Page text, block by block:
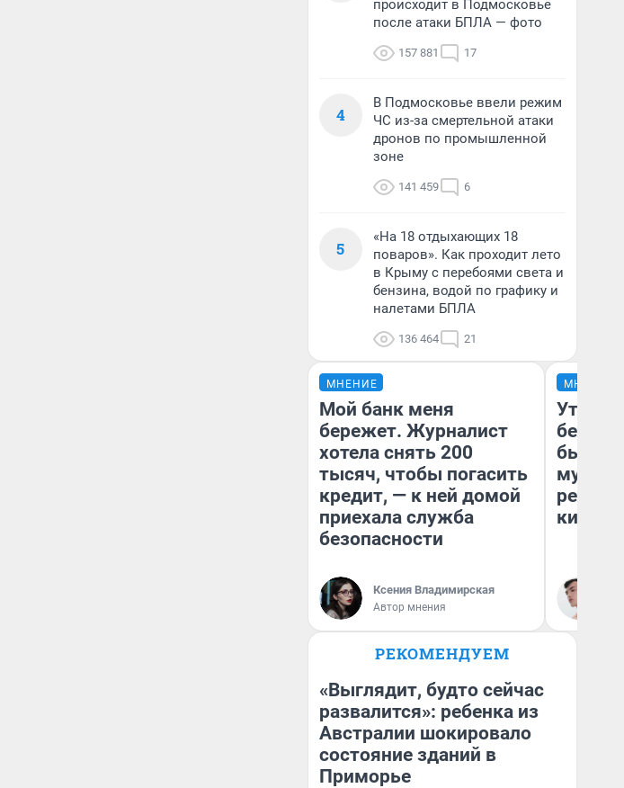
происходит в Подмосковье
после атаки БПЛА — фото
157 881 17
4
В Подмосковье ввели режим
ЧС из-за смертельной атаки
дронов по промышленной
зоне
141 459 6
5
«На 18 отдыхающих 18
поваров». Как проходит лето
в Крыму с перебоями света и
бензина, водой по графику и
налетами БПЛА
136 464 21
МНЕНИЕ
Мой банк меня
бережет. Журналист
хотела снять 200
тысяч, чтобы погасить
кредит, — к ней домой
приехала служба
безопасности
Ксения Владимирская
Автор мнения
МНЕНИЕ
без
был
РЕКОМЕНДУЕМ
«Выглядит, будто сейчас
развалится»: ребенка из
Австралии шокировало
состояние зданий в
Приморье